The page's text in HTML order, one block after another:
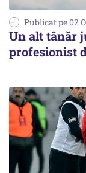
Publicat pe 02
Un alt tânăr
profesionist